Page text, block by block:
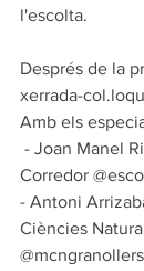
l'escolta.
Després de la
xerrada-
Amb els
Corredor
-️ Antoni
Ciències
@mcngranollers